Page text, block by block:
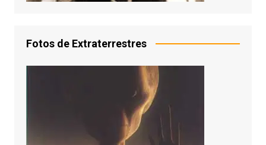
Fotos de Extraterrestres